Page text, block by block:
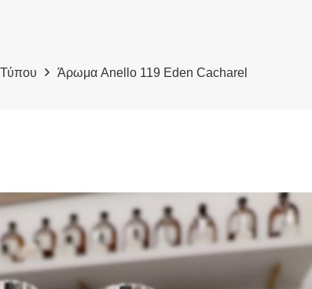
Άρωμα Anello 119 Eden Cacharel